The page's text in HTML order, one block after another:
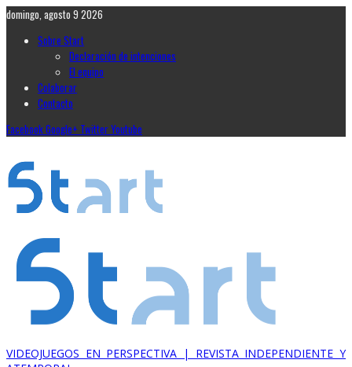
domingo, agosto 9 2026
Sobre Start
Declaración de intenciones
El equipo
Colaborar
Contacto
FacebookGoogle+ TwitterYoutube
VIDEOJUEGOS EN PERSPECTIVA | REVISTA INDEPENDIENTE Y